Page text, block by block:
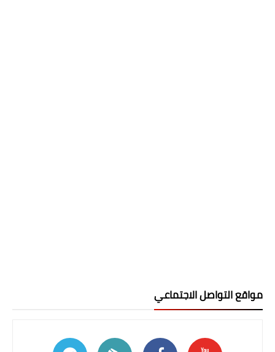
مواقع التواصل الاجتماعي